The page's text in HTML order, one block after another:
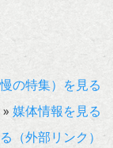
の特集）を見る
» 媒体情報を見る
（外部リンク）